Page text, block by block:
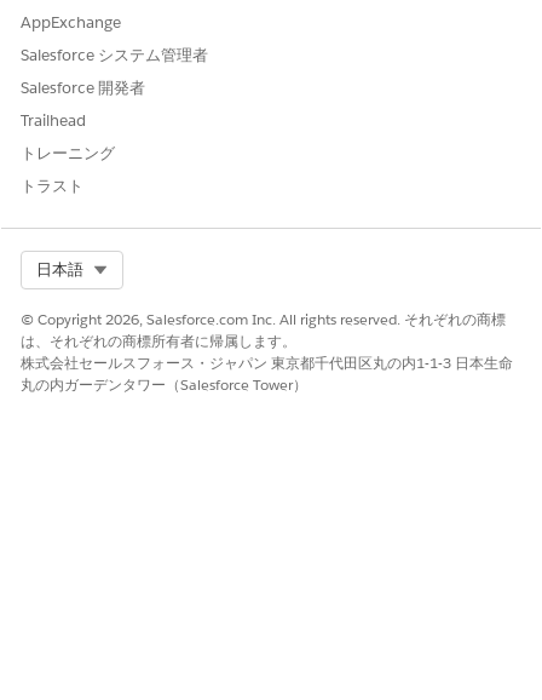
ュールの競合を回避し、組織のポリシーに合わせることができ
ます。
活動計画の稼働日数の計算の設定
営業時間、休日、および休暇テリトリー (TOT) イベントに基
づいて活動計画の作業日数を計算する方法を定義します。これ
らの組織レベルの設定では、TOT 種別を稼働日の計算に使用
ブにこの種別を含めるようにします。
この記事で問題は解決されましたか?
ご意見をお待ちしております。
AppExchange
Salesforce システム管理者
Salesforce 開発者
Trailhead
トレーニング
トラスト
日本語
© Copyright 2026, Salesforce.com Inc. All rights reserved. それぞれの商標
は、それぞれの商標所有者に帰属します。
株式会社セールスフォース・ジャパン 東京都千代田区丸の内1-1-3 日本生命
丸の内ガーデンタワー（Salesforce Tower）